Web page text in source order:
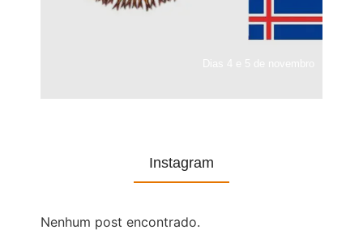
Instagram
Nenhum post encontrado.